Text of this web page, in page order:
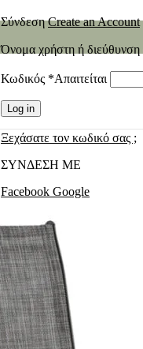
ΣύνδεσηCreate an Account
Όνομα χρήστη ή διεύθυνση
Κωδικός *Απαιτείται
Log in
Ξεχάσατε τον κωδικό σας ;
ΣΥΝΔΕΣΗ ΜΕ
Facebook Google